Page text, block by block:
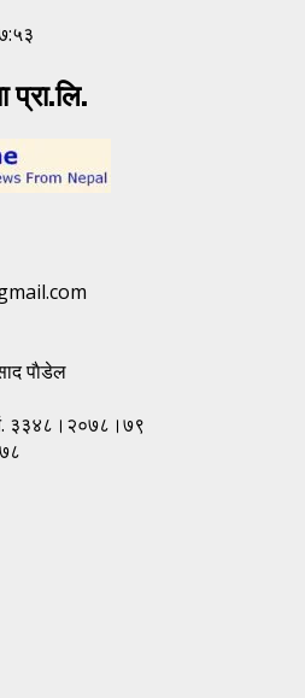
प्रा.लि.
पाैडेल
नं. ३३४८।२०७८।७९